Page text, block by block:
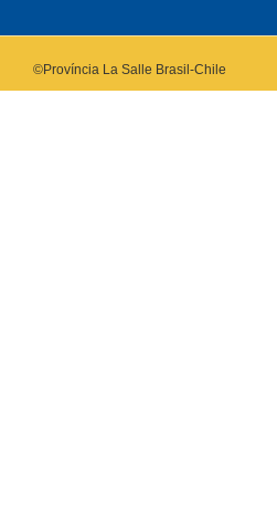
©Província La Salle Brasil-Chile